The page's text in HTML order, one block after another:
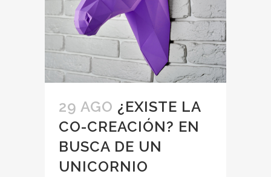
29 AGO ¿EXISTE LA
CO-CREACIÓN? EN
BUSCA DE UN
UNICORNIO